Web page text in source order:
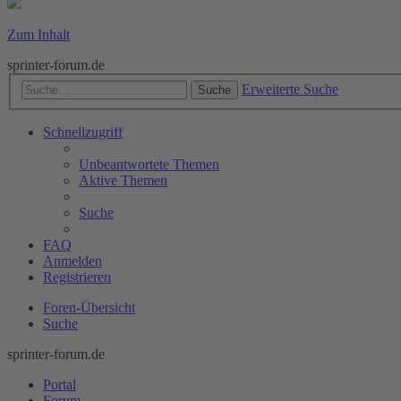
Zum Inhalt
sprinter-forum.de
Suche Erweiterte Suche
Schnellzugriff
Unbeantwortete Themen
Aktive Themen
Suche
FAQ
Anmelden
Registrieren
Foren-Übersicht
Suche
sprinter-forum.de
Portal